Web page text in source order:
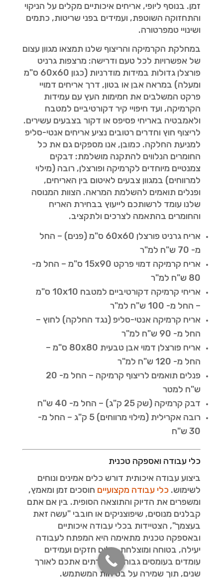
זמן. בנוסף ליופי, אריחים איכותיים מקלים על הניקוי
והתחזוקה השוטפת, ועמידים בפני שריטות, כתמים
ושינויי טמפרטורה.
במחלקת הקרמיקה והריצוף שלנו תמצאו מגוון עצום
של אפשרויות לכל טעם ודרישה: מרצפות גרניט
פורצלן גדולות במידות מודרניות (כגון 60x60 ס"מ
ומעלה) במראה אבן או בטון, דרך אריחים דמויי
פרקט המשלבים את חמימות העץ עם עמידות
הקרמיקה, ועד חיפויי קיר דקורטיביים למטבח
ולאמבטיה באריחי פסיפס או דקור בצבעים עשירים.
לריצוף חוץ וחדרים רטובים נציע אריחים אנטי-סליפ
למניעת החלקה. כמובן, אנו מספקים גם את כל
החומרים הנלווים להתקנה מושלמת: דבקים
צמנטיים מיוחדים לקרמיקה ופורצלן, רובה (מילוי
למרווחים) במגוון צבעים לאיטום בין האריחים,
ופנלים תואמים להשלמת המראה. הצוות המנוסה
שלנו עומד לרשותכם לייעוץ בבחירת האריח
והחומרים בהתאמה לצרכים ולתקציב.
אריח גרניט פורצלן 60x60 ס"מ (פנים) – החל
מ- 70 ש"ח למ"ר
אריח קרמיקה דמוי פרקט 15x90 ס"מ – החל מ-
80 ש"ח למ"ר
אריחי קרמיקה דקורטיביים למטבח 10x10 ס"מ
– החל מ- 100 ש"ח למ"ר
אריח קרמיקה אנטי-סליפ (נגד החלקה) לחוץ –
החל מ- 90 ש"ח למ"ר
אריח פורצלן דמוי אבן טבעית 80x80 ס"מ –
החל מ- 120 ש"ח למ"ר
פנלים תואמים לריצוף קרמיקה – החל מ- 20
ש"ח למטר
דבק קרמיקה (שק 25 ק"ג) – החל מ- 40 ש"ח
רובה אקרילית (מילוי מרווחים) 5 ק"ג – החל מ-
30 ש"ח
כלי עבודה ואספקה טכנית
ביצוע עבודה איכותית דורש כלים אמינים ונוחים
לשימוש. כלי עבודה מקצועיים חוסכים זמן ומאמץ,
ומשפרים את הדיוק והתוצאה הסופית. בין אם אתם
קבלנים מנוסים, שיפוצניקים או חובבי "עשה זאת
בעצמך", הצטיידות בכלי עבודה איכותיים
ובאספקה טכנית מתאימה היא המפתח לעבודה
יעילה, בטוחה ומוצלחת. כלים חזקים ועמידים
עומדים בעומסים גבוהים ומשרתים אתכם לאורך
שנים, תוך שמירה על בטיחות המשתמש.